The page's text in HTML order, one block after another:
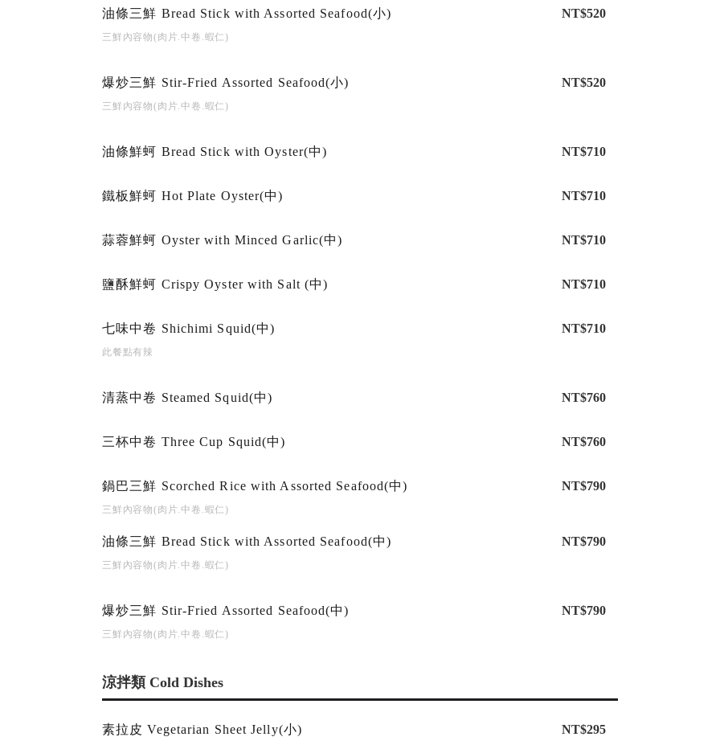
油條三鮮 Bread Stick with Assorted Seafood(小) NT$520
三鮮內容物(肉片.中卷.蝦仁)
爆炒三鮮 Stir-Fried Assorted Seafood(小) NT$520
三鮮內容物(肉片.中卷.蝦仁)
油條鮮蚵 Bread Stick with Oyster(中) NT$710
鐵板鮮蚵 Hot Plate Oyster(中) NT$710
蒜蓉鮮蚵 Oyster with Minced Garlic(中) NT$710
鹽酥鮮蚵 Crispy Oyster with Salt (中) NT$710
七味中卷 Shichimi Squid(中) NT$710
此餐點有辣
清蒸中卷 Steamed Squid(中) NT$760
三杯中卷 Three Cup Squid(中) NT$760
鍋巴三鮮 Scorched Rice with Assorted Seafood(中) NT$790
三鮮內容物(肉片.中卷.蝦仁)
油條三鮮 Bread Stick with Assorted Seafood(中) NT$790
三鮮內容物(肉片.中卷.蝦仁)
爆炒三鮮 Stir-Fried Assorted Seafood(中) NT$790
三鮮內容物(肉片.中卷.蝦仁)
涼拌類 Cold Dishes
素拉皮 Vegetarian Sheet Jelly(小) NT$295